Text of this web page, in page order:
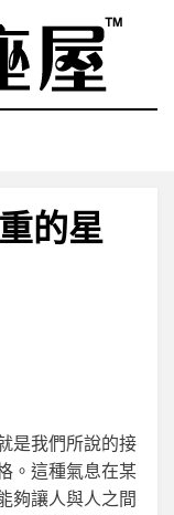
的星
我們所說的接
。這種氣息在某
夠讓人與人之間